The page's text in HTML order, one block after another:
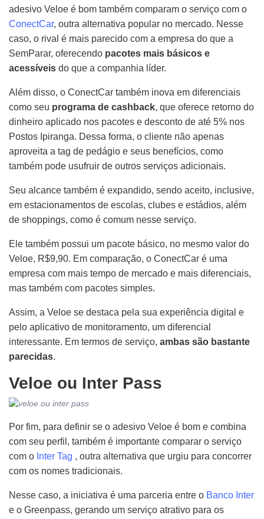
adesivo Veloe é bom também comparam o serviço com o
ConectCar, outra alternativa popular no mercado. Nesse
caso, o rival é mais parecido com a empresa do que a
SemParar, oferecendo pacotes mais básicos e
acessíveis do que a companhia líder.
Além disso, o ConectCar também inova em diferenciais
como seu programa de cashback, que oferece retorno do
dinheiro aplicado nos pacotes e desconto de até 5% nos
Postos Ipiranga. Dessa forma, o cliente não apenas
aproveita a tag de pedágio e seus benefícios, como
também pode usufruir de outros serviços adicionais.
Seu alcance também é expandido, sendo aceito, inclusive,
em estacionamentos de escolas, clubes e estádios, além
de shoppings, como é comum nesse serviço.
Ele também possui um pacote básico, no mesmo valor do
Veloe, R$9,90. Em comparação, o ConectCar é uma
empresa com mais tempo de mercado e mais diferenciais,
mas também com pacotes simples.
Assim, a Veloe se destaca pela sua experiência digital e
pelo aplicativo de monitoramento, um diferencial
interessante. Em termos de serviço, ambas são bastante
parecidas.
Veloe ou Inter Pass
Por fim, para definir se o adesivo Veloe é bom e combina
com seu perfil, também é importante comparar o serviço
com o Inter Tag , outra alternativa que urgiu para concorrer
com os nomes tradicionais.
Nesse caso, a iniciativa é uma parceria entre o Banco Inter
e o Greenpass, gerando um serviço atrativo para os